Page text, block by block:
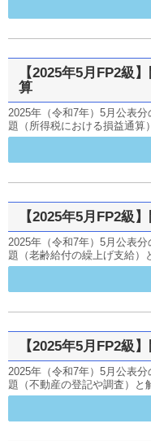
【2025年5月FP2級
算
2025年（令和7年）5月公表
題（所得税における損益通算
【2025年5月FP2級
2025年（令和7年）5月公表
題（老齢給付の繰上げ支給）
【2025年5月FP2級
2025年（令和7年）5月公表
題（不動産の登記や調査）と